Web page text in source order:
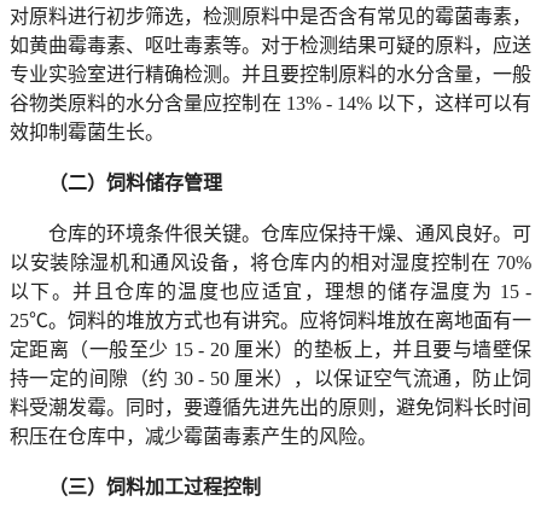
对原料进行初步筛选，检测原料中是否含有常见的霉菌毒素，
如黄曲霉毒素、呕吐毒素等。对于检测结果可疑的原料，应送
专业实验室进行精确检测。并且要控制原料的水分含量，一般
谷物类原料的水分含量应控制在 13% - 14% 以下，这样可以有
效抑制霉菌生长。
（二）饲料储存管理
仓库的环境条件很关键。仓库应保持干燥、通风良好。可
以安装除湿机和通风设备，将仓库内的相对湿度控制在 70%
以下。并且仓库的温度也应适宜，理想的储存温度为 15 -
25℃。饲料的堆放方式也有讲究。应将饲料堆放在离地面有一
定距离（一般至少 15 - 20 厘米）的垫板上，并且要与墙壁保
持一定的间隙（约 30 - 50 厘米），以保证空气流通，防止饲
料受潮发霉。同时，要遵循先进先出的原则，避免饲料长时间
积压在仓库中，减少霉菌毒素产生的风险。
（三）饲料加工过程控制